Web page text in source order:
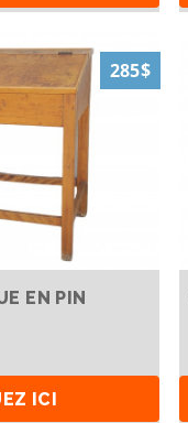
285$
EN PIN
ICI